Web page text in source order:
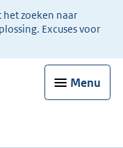
zoeken naar
Excuses voor
Menu